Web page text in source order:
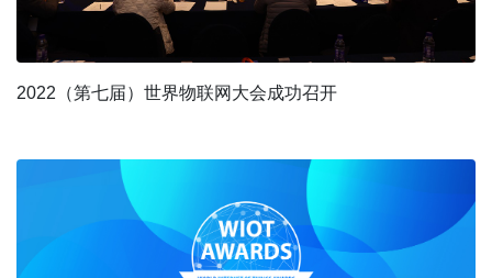
2022（第七届）世界物联网大会成功召开